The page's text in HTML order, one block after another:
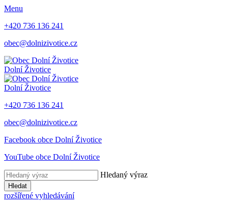
Menu
+420 736 136 241
obec@dolnizivotice.cz
Dolní Životice
Dolní Životice
+420 736 136 241
obec@dolnizivotice.cz
Facebook obce Dolní Životice
YouTube obce Dolní Životice
Hledaný výraz
Hledat
rozšířené vyhledávání